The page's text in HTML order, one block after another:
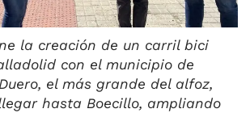
la creación de un carril bici
con el municipio de
el más grande del alfoz,
hasta Boecillo, ampliando